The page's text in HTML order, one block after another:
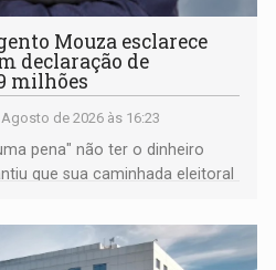
Mouza esclarece
declaração de
milhões
de 2026 às 16:23
pena" não ter o dinheiro
que sua caminhada eleitoral